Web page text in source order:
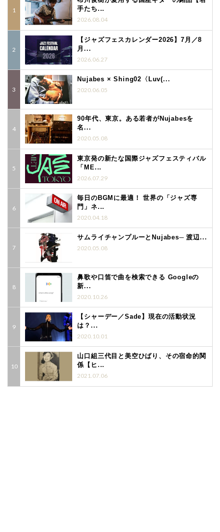
手たち...
2026.08.04
【ジャズフェスカレンダー2026】7月／8
月...
2026.06.27
Nujabes × Shing02〈Luv(...
2020.06.05
90年代、東京。ある若者がNujabesを
名...
2020.05.08
東京発の新たな国際ジャズフェスティバル
「ME...
2026.07.29
毎日のBGMに最適！ 世界の「ジャズ専
門」ネ...
2020.04.18
サムライチャンプルーとNujabes─ 渡辺...
2020.05.08
鼻歌や口笛で曲を検索できる Googleの
新...
2020.10.26
【シャーデー／Sade】現在の活動状況
は？...
2020.10.01
山口組三代目と美空ひばり、その宿命的関
係【ヒ...
2021.07.06